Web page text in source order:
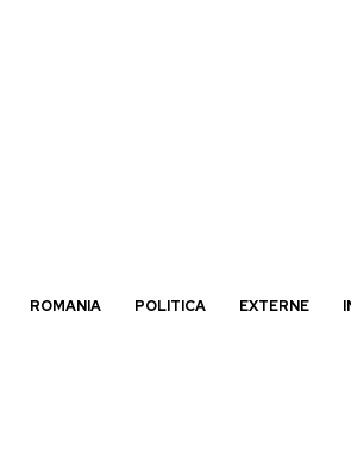
ROMANIA POLITICA EXTERNE